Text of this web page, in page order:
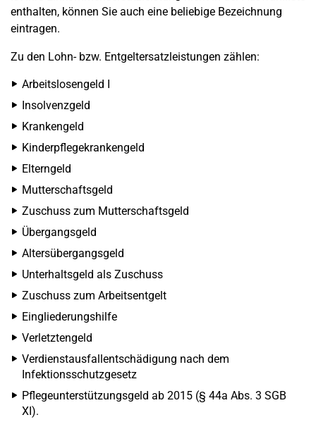
enthalten, können Sie auch eine beliebige Bezeichnung
eintragen.
Zu den Lohn- bzw. Entgeltersatzleistungen zählen:
Arbeitslosengeld I
Insolvenzgeld
Krankengeld
Kinderpflegekrankengeld
Elterngeld
Mutterschaftsgeld
Zuschuss zum Mutterschaftsgeld
Übergangsgeld
Altersübergangsgeld
Unterhaltsgeld als Zuschuss
Zuschuss zum Arbeitsentgelt
Eingliederungshilfe
Verletztengeld
Verdienstausfallentschädigung nach dem
Infektionsschutzgesetz
Pflegeunterstützungsgeld ab 2015 (§ 44a Abs. 3 SGB
XI).